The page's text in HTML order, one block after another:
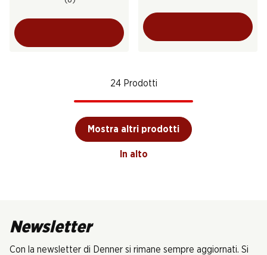
24 Prodotti
Mostra altri prodotti
In alto
Newsletter
Con la newsletter di Denner si rimane sempre aggiornati. Si